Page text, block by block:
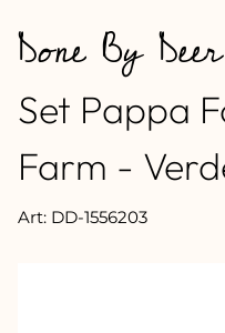
Done By Deer
Set Pappa
Farm -
Art: DD-1556203